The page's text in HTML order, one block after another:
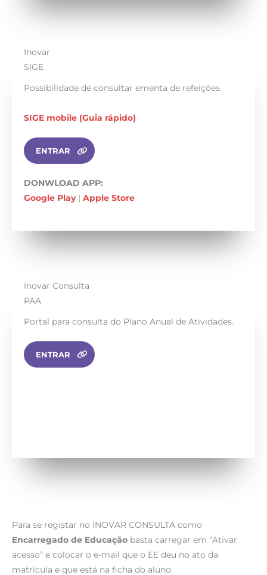
Inovar
SIGE
Possibilidade de consultar ementa de refeições.
SIGE mobile (Guia rápido)
ENTRAR
DONWLOAD APP:
Google Play| Apple Store
Inovar Consulta
PAA
Portal para consulta do Plano Anual de Atividades.
ENTRAR
Para se registar no INOVAR CONSULTA como
Encarregado de Educação basta carregar em “Ativar
acesso” e colocar o e-mail que o EE deu no ato da
matrícula e que está na ficha do aluno.